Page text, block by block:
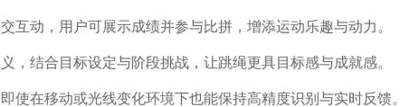
互动，用户可展示成绩并参与比拼，增添运动乐趣与动力。
，结合目标设定与阶段挑战，让跳绳更具目标感与成就感。
使在移动或光线变化环境下也能保持高精度识别与实时反馈。